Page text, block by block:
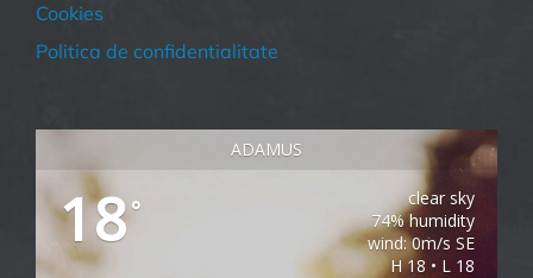
Cookies
Politica de confidentialitate
ADAMUS
18°
clear sky
74% humidity
wind: 0m/s SE
H 18 • L 18